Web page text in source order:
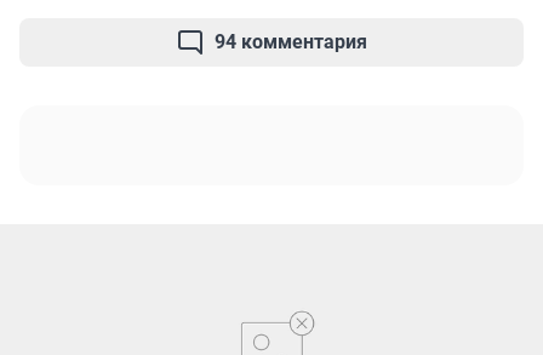
94 комментария